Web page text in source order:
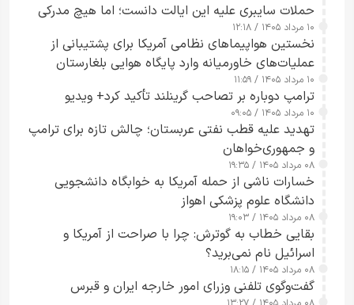
حملات سایبری علیه این ایالت دانست؛ اما هیچ مدرکی
ارائه نکرد
۱۰ مرداد ۱۴۰۵ / ۱۲:۱۸
نخستین هواپیماهای نظامی آمریکا برای پشتیبانی از
عملیات‌های خاورمیانه وارد پایگاه هوایی بلغارستان
شدند
۱۰ مرداد ۱۴۰۵ / ۱۱:۵۹
ترامپ دوباره بر تصاحب گرینلند تأکید کرد+ ویدیو
۱۰ مرداد ۱۴۰۵ / ۰۹:۰۵
تهدید علیه قطب نفتی عربستان؛ چالش تازه برای ترامپ
و جمهوری‌خواهان
۰۸ مرداد ۱۴۰۵ / ۱۹:۳۵
خسارات ناشی از حمله آمریکا به خوابگاه دانشجویی
دانشگاه علوم پزشکی اهواز
۰۸ مرداد ۱۴۰۵ / ۱۹:۰۳
بقایی خطاب به گوترش: چرا با صراحت از آمریکا و
اسرائیل نام نمی‌برید؟
۰۸ مرداد ۱۴۰۵ / ۱۸:۱۵
گفت‌وگوی تلفنی وزرای امور خارجه ایران و قبرس